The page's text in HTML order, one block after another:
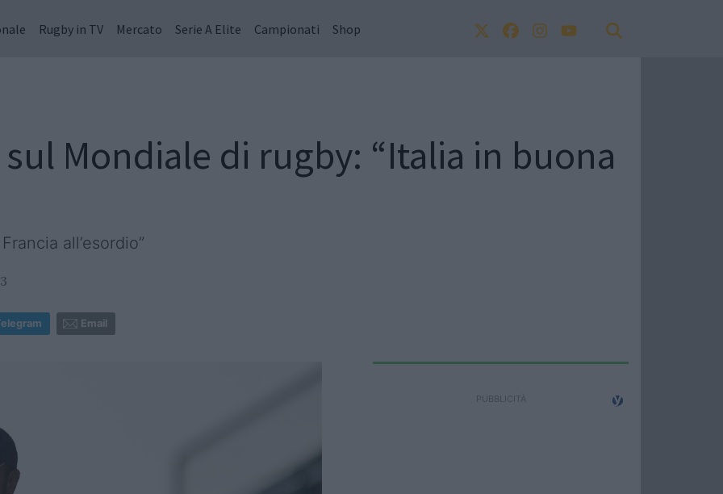
Rugby in TV Mercato Serie A Elite Campionati Shop
Mondiale di rugby: “Italia in buona
all’esordio”
Email